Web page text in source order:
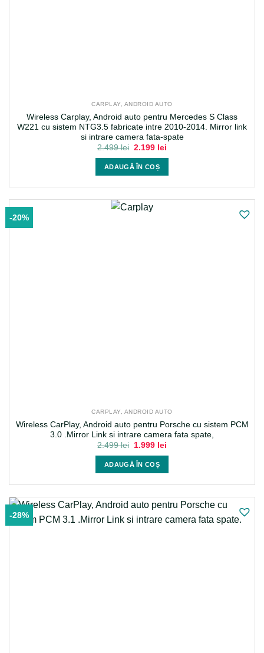
CARPLAY, ANDROID AUTO
Wireless Carplay, Android auto pentru Mercedes S Class
W221 cu sistem NTG3.5 fabricate intre 2010-2014. Mirror link
si intrare camera fata-spate
2.499lei Prețul
a
fost:
2.499 lei.
2.199 lei
ADAUGĂ ÎN COȘ
-20%
CARPLAY, ANDROID AUTO
Wireless CarPlay, Android auto pentru Porsche cu sistem PCM
3.0 .Mirror Link si intrare camera fata spate,
2.499lei
Prețul
a
fost:
2.499 lei.
1.999 lei
ADAUGĂ ÎN COȘ
-28%